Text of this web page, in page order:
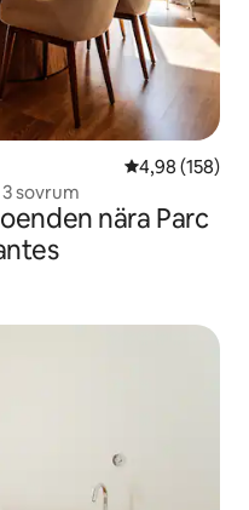
4,98 av 5 i
4,98 (158)
sovrum
nära Parc